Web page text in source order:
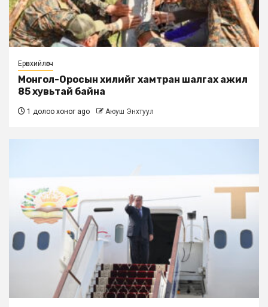
Ерөнхийлөгч
Монгол-Оросын хилийг хамтран шалгах ажил
85 хувьтай байна
1 долоо хоног ago Аюуш Энхтуул